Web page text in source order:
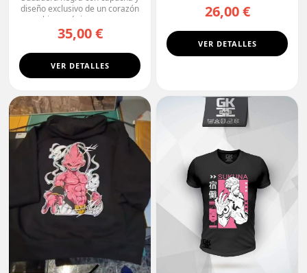
diseño exclusivo de un corazón
biomecánico, con ...
35,00 €
VER DETALLES
26,00 €
VER DETALLES